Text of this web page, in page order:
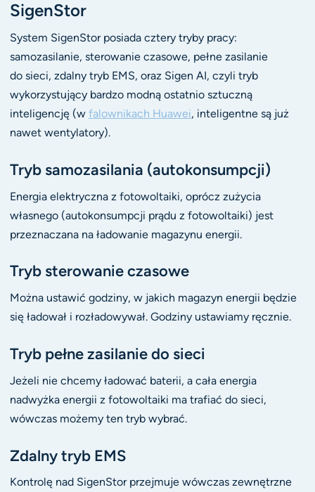
SigenStor
System SigenStor posiada cztery tryby pracy:
samozasilanie, sterowanie czasowe, pełne zasilanie
do sieci, zdalny tryb EMS, oraz Sigen AI, czyli tryb
wykorzystujący bardzo modną ostatnio sztuczną
inteligencję (w falownikach Huawei, inteligentne są już
nawet wentylatory).
Tryb samozasilania (autokonsumpcji)
Energia elektryczna z fotowoltaiki, oprócz zużycia
własnego (autokonsumpcji prądu z fotowoltaiki) jest
przeznaczana na ładowanie magazynu energii.
Tryb sterowanie czasowe
Można ustawić godziny, w jakich magazyn energii będzie
się ładował i rozładowywał. Godziny ustawiamy ręcznie.
Tryb pełne zasilanie do sieci
Jeżeli nie chcemy ładować baterii, a cała energia
nadwyżka energii z fotowoltaiki ma trafiać do sieci,
wówczas możemy ten tryb wybrać.
Zdalny tryb EMS
Kontrolę nad SigenStor przejmuje wówczas zewnętrzne